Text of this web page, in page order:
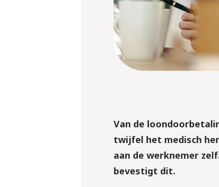
Van de
twijfel het medisch
aan de werknemer
bevestigt dit.